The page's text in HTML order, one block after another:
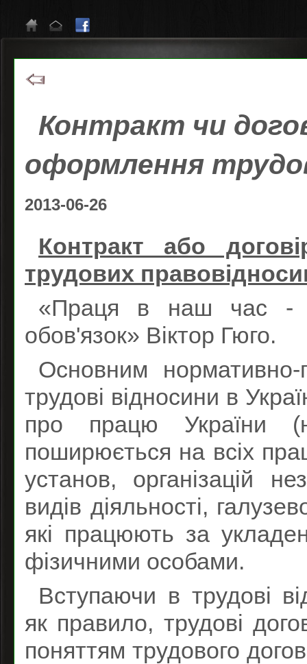
Контракт чи
оформлення
2013-06-26
Контракт або
трудових
«Праця в наш час -
обов'язок» Віктор Гюго.
Основним
трудові відносини в
про працю України
поширюється на всіх
установ, організацій
видів діяльності,
які працюють за
фізичними особами.
Вступаючи в трудові
як правило, трудові
поняттям трудового